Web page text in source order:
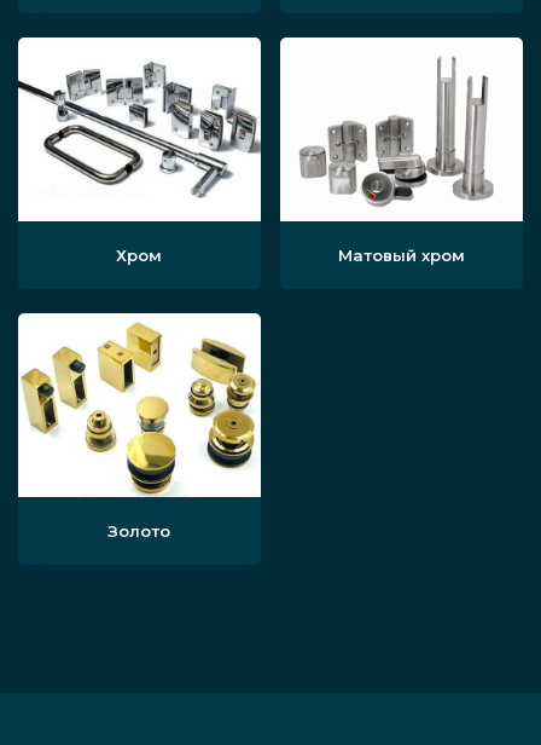
Хром Матовый хром
Золото